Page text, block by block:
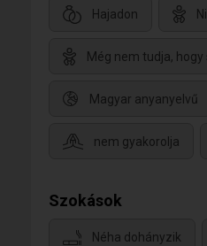
Hajadon
Még nem tudja,
Magyar anyanyelvű
nem gyakorolja
Szokások
Néha dohányzik